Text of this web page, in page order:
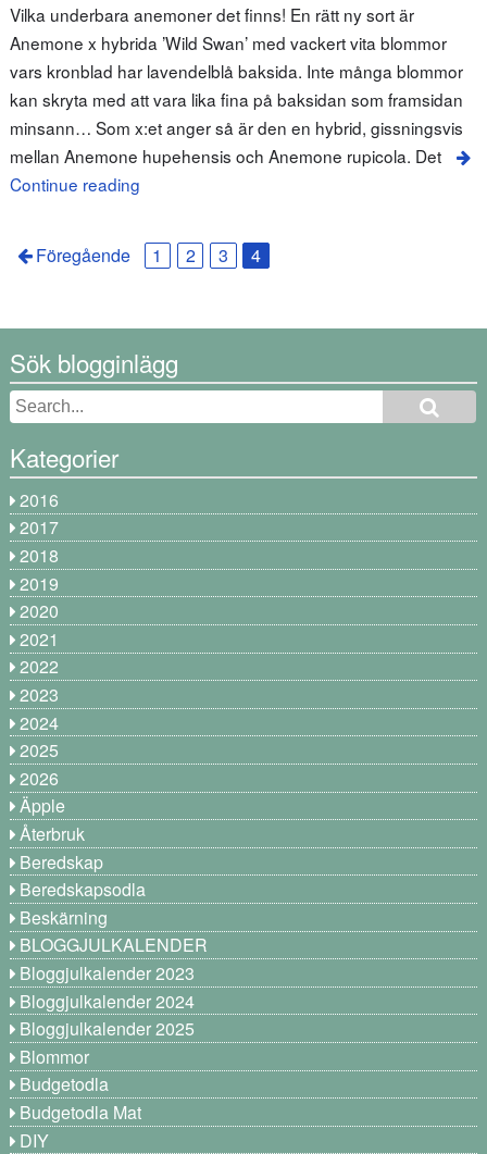
Vilka underbara anemoner det finns! En rätt ny sort är
Anemone x hybrida ’Wild Swan’ med vackert vita blommor
vars kronblad har lavendelblå baksida. Inte många blommor
kan skryta med att vara lika fina på baksidan som framsidan
minsann… Som x:et anger så är den en hybrid, gissningsvis
mellan Anemone hupehensis och Anemone rupicola. Det
Continue reading
Föregående 1 2 3 4
Sök blogginlägg
Kategorier
2016
2017
2018
2019
2020
2021
2022
2023
2024
2025
2026
Äpple
Återbruk
Beredskap
Beredskapsodla
Beskärning
BLOGGJULKALENDER
Bloggjulkalender 2023
Bloggjulkalender 2024
Bloggjulkalender 2025
Blommor
Budgetodla
Budgetodla Mat
DIY